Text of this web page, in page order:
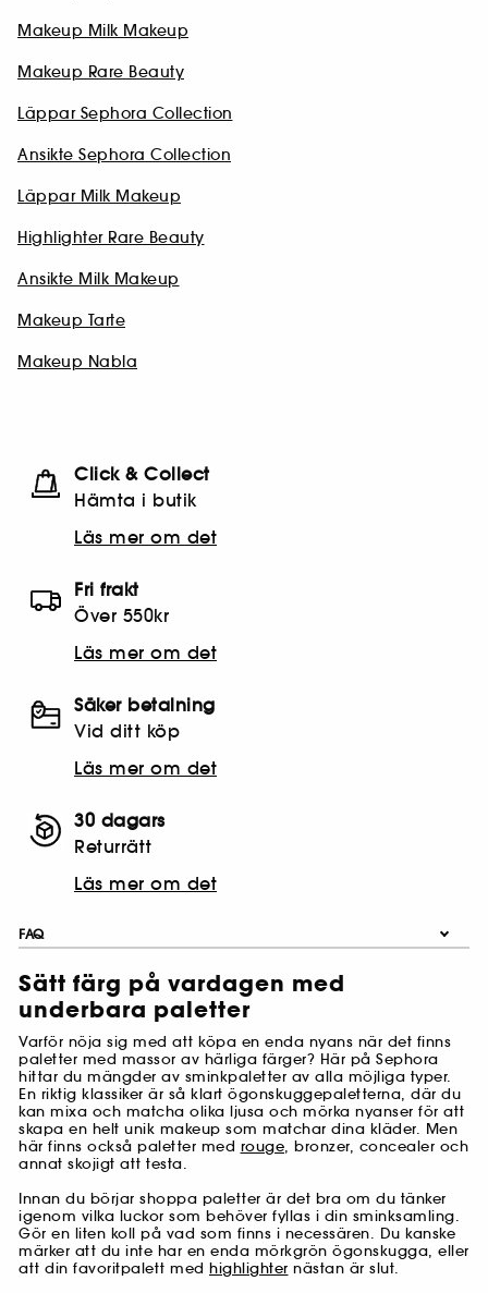
Makeup Milk Makeup
Makeup Rare Beauty
Läppar Sephora Collection
Ansikte Sephora Collection
Läppar Milk Makeup
Highlighter Rare Beauty
Ansikte Milk Makeup
Makeup Tarte
Makeup Nabla
Click & Collect
Hämta i butik​
Läs mer om det
Fri frakt
Över 550kr
Läs mer om det
Säker betalning
Vid ditt köp
Läs mer om det
30 dagars
Returrätt
Läs mer om det
FAQ
Sätt färg på vardagen med
underbara paletter
Varför nöja sig med att köpa en enda nyans när det finns
paletter med massor av härliga färger? Här på Sephora
hittar du mängder av sminkpaletter av alla möjliga typer.
En riktig klassiker är så klart ögonskuggepaletterna, där du
kan mixa och matcha olika ljusa och mörka nyanser för att
skapa en helt unik makeup som matchar dina kläder. Men
här finns också paletter med rouge, bronzer, concealer och
annat skojigt att testa.
Innan du börjar shoppa paletter är det bra om du tänker
igenom vilka luckor som behöver fyllas i din sminksamling.
Gör en liten koll på vad som finns i necessären. Du kanske
märker att du inte har en enda mörkgrön ögonskugga, eller
att din favoritpalett med highlighter nästan är slut.